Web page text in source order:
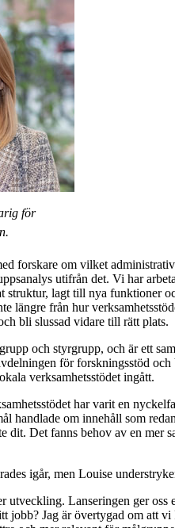
för
forskare om vilket
utifrån det. Vi har
struktur, lagt till nya funktioner
längre från hur
bli slussad vidare till rätt plats.
och styrgrupp, och är ett
för forskningsstöd
verksamhetsstödet ingått.
har varit en
handlade om innehåll som
dit. Det fanns behov av en mer
igår, men Louise
Lanseringen ger oss
jobb? Jag är övertygad om att